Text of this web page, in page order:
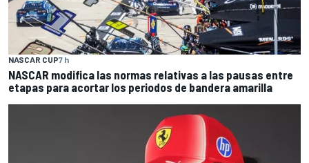
NASCAR CUP7 h
NASCAR modifica las normas relativas a las pausas entre
etapas para acortar los periodos de bandera amarilla